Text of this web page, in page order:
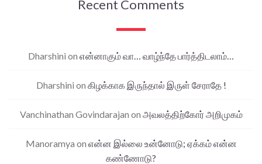
Recent Comments
Dharshini on என்னாகும் வா… வாழ்ந்தே பார்த்திடலாம்…
Dharshini on கிழக்காக இருந்தால் இருள் சேராதே !
Vanchinathan Govindarajan on அவலத்திற்கோர் அறிமுகம்
Manoramya on என்ன இல்லை உன்னோடு; ஏக்கம் என்ன
கண்ணோடு?